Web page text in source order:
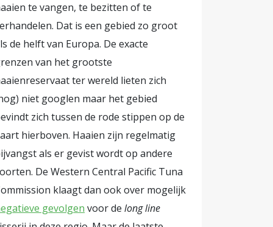
te vangen, te bezitten of te
Dat is een gebied zo groot
de helft van Europa. De exacte
van het grootste
ter wereld lieten zich
niet googlen maar het gebied
zich tussen de rode stippen op de
hierboven. Haaien zijn regelmatig
als er gevist wordt op andere
De Western Central Pacific Tuna
klaagt dan ook over mogelijk
gevolgen voor de long line